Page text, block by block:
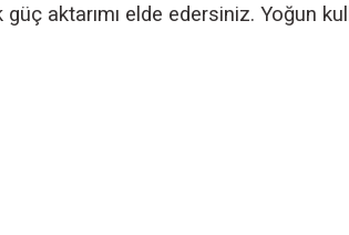
aktarımı elde edersiniz. Yoğun